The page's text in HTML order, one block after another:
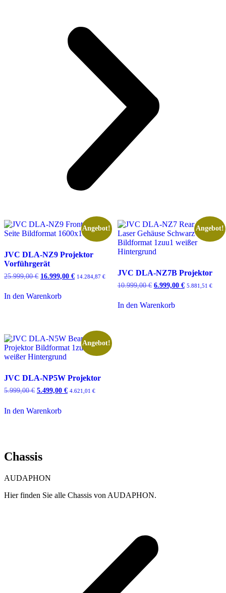
Angebot!
JVC DLA-NZ9 Projektor
Vorführgerät
25.999,00€ Ursprünglicher
war:
25.999,00 €
16.999,00 € Aktueller
14.284,87 €
In den Warenkorb
Angebot!
JVC DLA-NZ7B Projektor
10.999,00€ Ursprünglicher
war:
10.999,00 €
6.999,00 €Aktueller
5.881,51 €
In den Warenkorb
Angebot!
JVC DLA-NP5W Projektor
5.999,00€ Ursprünglicher
war:
5.999,00 €
5.499,00 € Aktueller
4.621,01 €
In den Warenkorb
Chassis
AUDAPHON
Hier finden Sie alle Chassis von AUDAPHON.